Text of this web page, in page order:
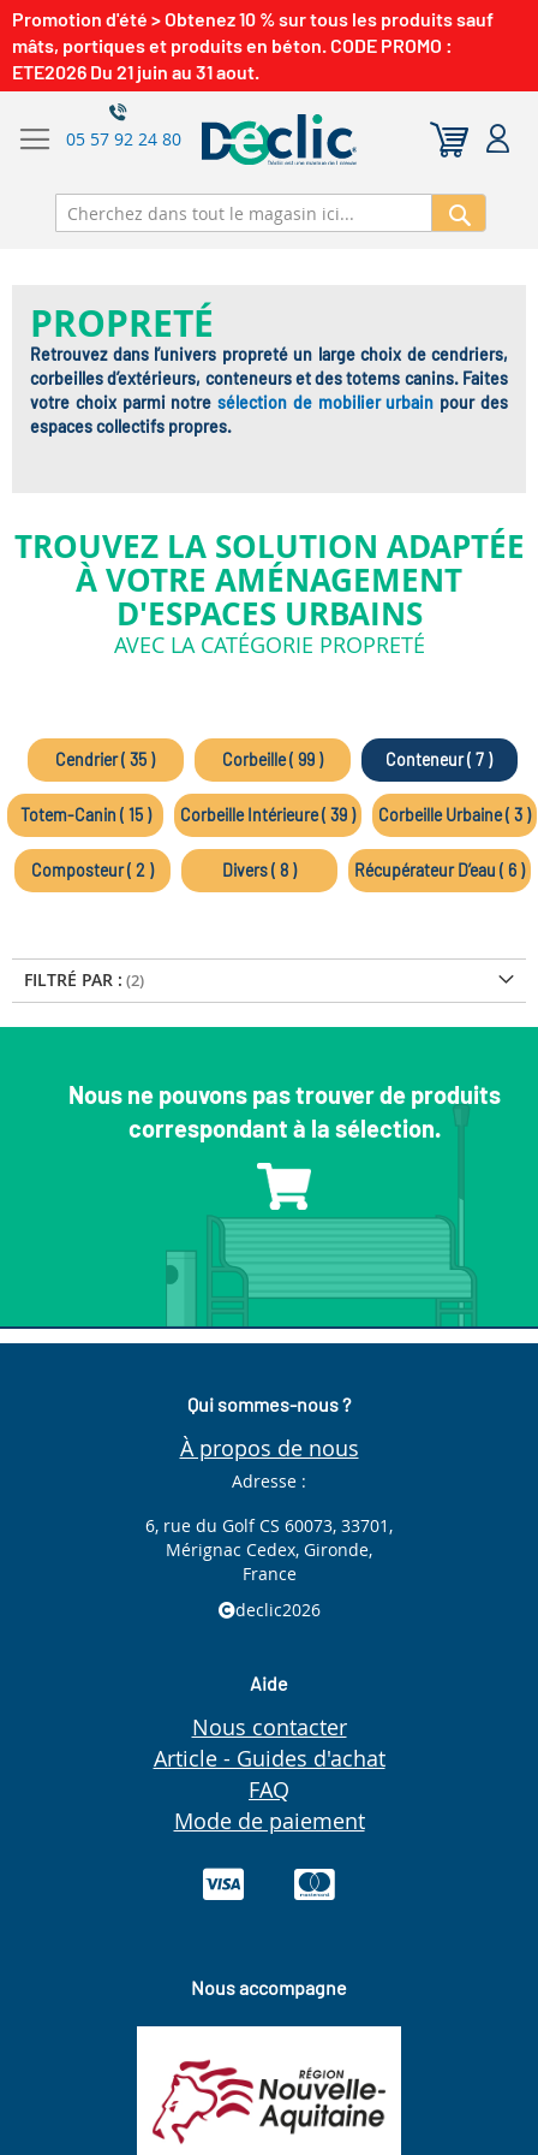
Promotion d'été > Obtenez 10 % sur tous les produits sauf
mâts, portiques et produits en béton. CODE PROMO :
ETE2026 Du 21 juin au 31 aout.
05 57 92 24 80
PROPRETÉ
Retrouvez dans l’univers propreté un large choix de cendriers,
corbeilles d’extérieurs, conteneurs et des totems canins. Faites
votre choix parmi notresélection de mobilier urbain pour des
espaces collectifs propres.
TROUVEZ LA SOLUTION ADAPTÉE
À VOTRE AMÉNAGEMENT
D'ESPACES URBAINS
AVEC LA CATÉGORIE PROPRETÉ
Cendrier ( 35 ) Corbeille ( 99 ) Conteneur ( 7 )
Totem-Canin ( 15 ) Corbeille Intérieure ( 39 ) Corbeille Urbaine ( 3 )
Composteur ( 2 ) Divers ( 8 ) Récupérateur D’eau ( 6 )
Nous ne pouvons pas trouver de produits
correspondant à la sélection.
FILTRÉ PAR :
Qui sommes-nous ?
À propos de nous
Adresse :
6, rue du Golf CS 60073, 33701,
Mérignac Cedex, Gironde,
France
declic2026
Aide
Nous contacter
Article - Guides d'achat
FAQ
Mode de paiement
Nous accompagne